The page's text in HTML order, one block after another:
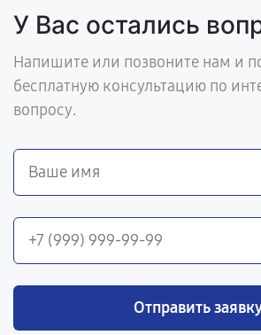
У Вас остались
Напишите или позвоните нам и
бесплатную консультацию по
вопросу.
Отправить